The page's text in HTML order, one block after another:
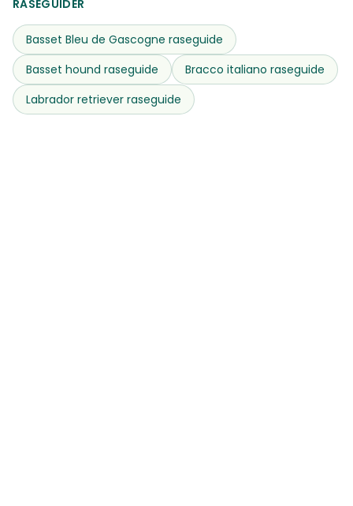
RASEGUIDER
Basset Bleu de Gascogne raseguide
Basset hound raseguide Bracco italiano raseguide
Labrador retriever raseguide